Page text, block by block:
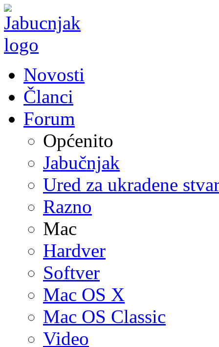
Novosti
Članci
Forum
Općenito
Jabučnjak
Ured za ukradene
Razno
Mac
Hardver
Softver
Mac OS X
Mac OS Classic
Video